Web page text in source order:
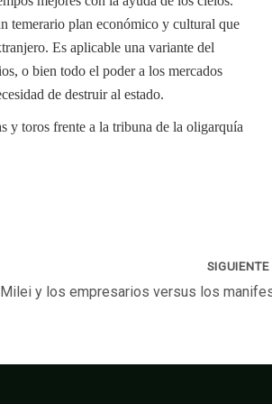
temerario plan económico y cultural que
Es aplicable una variante del
o bien todo el poder a los mercados
de destruir al estado.
y toros frente a la tribuna de la oligarquía
SIGUIENTE